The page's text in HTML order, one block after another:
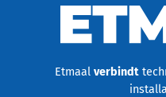
Etmaal verbindt